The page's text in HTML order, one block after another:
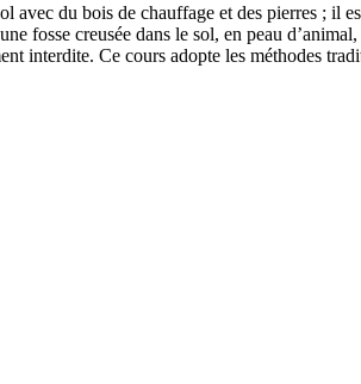
avec du bois de chauffage et des pierres ; il
fosse creusée dans le sol, en peau
interdite. Ce cours adopte les méthodes